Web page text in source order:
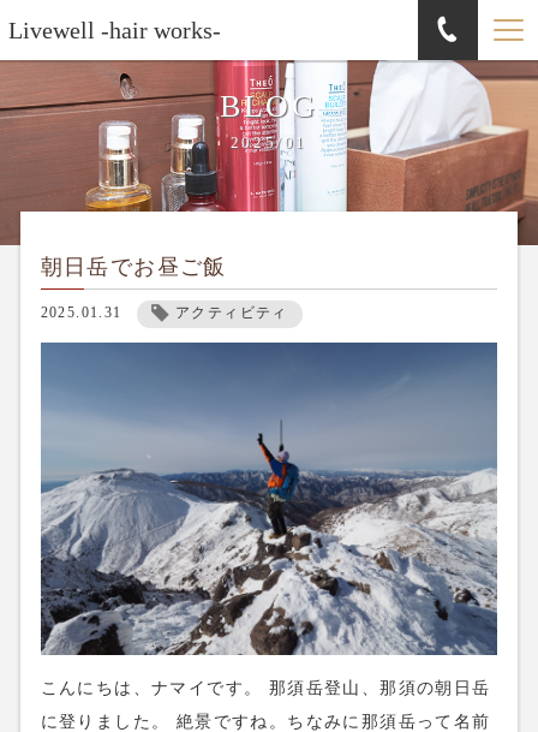
Livewell -hair works-
BLOG
2025/01
朝日岳でお昼ご飯
2025.01.31 アクティビティ
こんにちは、ナマイです。 那須岳登山、那須の朝日岳
に登りました。 絶景ですね。ちなみに那須岳って名前